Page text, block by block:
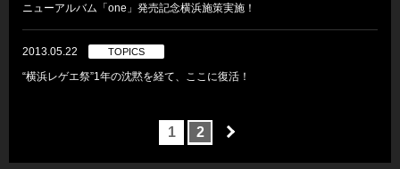
ニューアルバム「one」発売記念横浜施策実施！
2013.05.22 TOPICS
“横浜レゲエ祭”1年の沈黙を経て、ここに復活！
1 2